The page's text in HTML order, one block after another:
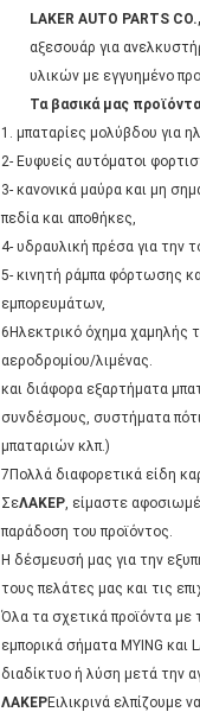
LAKER AUTO PARTS
αξεσουάρ για
υλικών με εγγυημένο
Τα βασικά μας προϊόντα
1. μπαταρίες μολύβδου για
2- Ευφυείς αυτόματοι
3- κανονικά μαύρα και μη
πεδία και αποθήκες,
4- υδραυλική πρέσα για την
5- κινητή ράμπα φόρτωσης
εμπορευμάτων,
6Ηλεκτρικό όχημα χαμηλής
αεροδρομίου/λιμένας.
και διάφορα εξαρτήματα
συνδέσμους, συστήματα
μπαταριών κλπ.)
7Πολλά διαφορετικά είδη
ΣεΛΑΚΕΡ, είμαστε
παράδοση του προϊόντος.
Η δέσμευσή μας για την
τους πελάτες μας και τις
Όλα τα σχετικά προϊόντα με
εμπορικά σήματα MYING και
διαδίκτυο ή λύση μετά την
ΛΑΚΕΡΕιλικρινά ελπίζουμε